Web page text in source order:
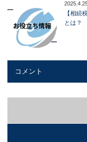
【相続
とは？
コメント